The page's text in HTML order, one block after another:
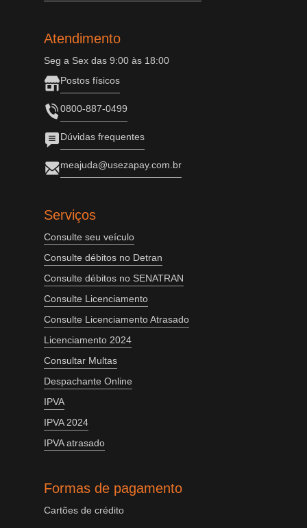
Atendimento
Seg a Sex das 9:00 às 18:00
Postos físicos
0800-887-0499
Dúvidas frequentes
meajuda@usezapay.com.br
Serviços
Consulte seu veículo
Consulte débitos no Detran
Consulte débitos no SENATRAN
Consulte Licenciamento
Consulte Licenciamento Atrasado
Licenciamento 2024
Consultar Multas
Despachante Online
IPVA
IPVA 2024
IPVA atrasado
Formas de pagamento
Cartões de crédito